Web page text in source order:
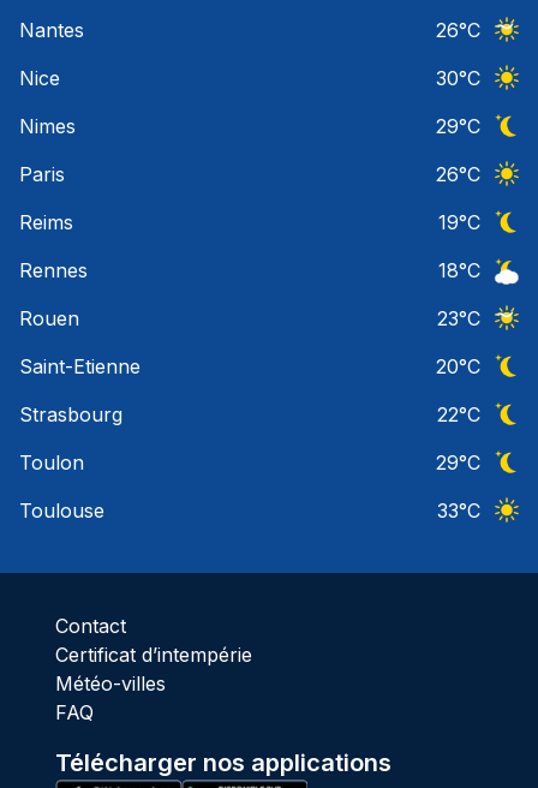
Nantes
26°C
Nice
30°C
Nimes
29°C
Paris
26°C
Reims
19°C
Rennes
18°C
Rouen
23°C
Saint-Etienne
20°C
Strasbourg
22°C
Toulon
29°C
Toulouse
33°C
Contact
Certificat d’intempérie
Météo-villes
FAQ
Télécharger nos applications